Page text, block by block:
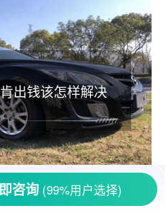
出钱该怎样解决
咨询 (99%用户选择)